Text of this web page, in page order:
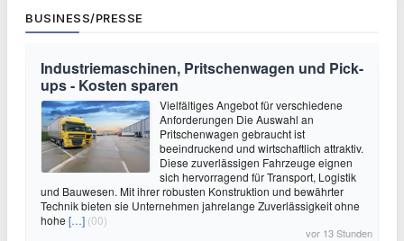
BUSINESS/PRESSE
Industriemaschinen, Pritschenwagen und Pick-
ups - Kosten sparen
Vielfältiges Angebot für verschiedene
Anforderungen Die Auswahl an
Pritschenwagen gebraucht ist
beeindruckend und wirtschaftlich attraktiv.
Diese zuverlässigen Fahrzeuge eignen
sich hervorragend für Transport, Logistik
und Bauwesen. Mit ihrer robusten Konstruktion und bewährter
Technik bieten sie Unternehmen jahrelange Zuverlässigkeit ohne
hohe […] (00)
vor 13 Stunden